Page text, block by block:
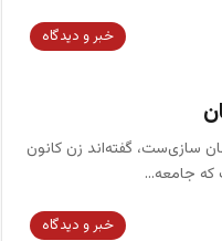
خبر و دیدگاه
سازی‌ست، گفته‌اند زن کانون
که جامعه…
خبر و دیدگاه